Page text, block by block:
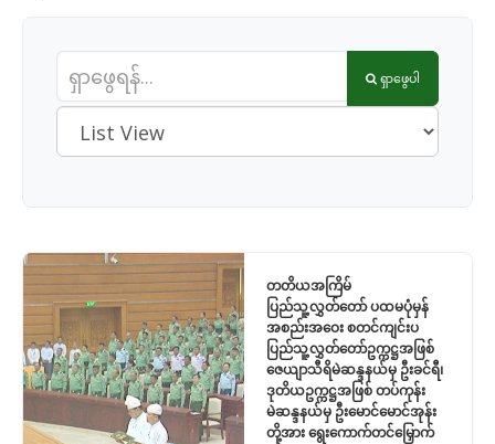
ရှာဖွေပါ
တတိယအကြိမ်
ပြည်သူ့လွှတ်တော် ပထမပုံမှန်
အစည်းအဝေး စတင်ကျင်းပ
ပြည်သူ့လွှတ်တော်ဥက္ကဋ္ဌအဖြစ်
ဇေယျာသီရိမဲဆန္ဒနယ်မှ ဦးခင်ရီ၊
ဒုတိယဥက္ကဋ္ဌအဖြစ် တပ်ကုန်း
မဲဆန္ဒနယ်မှ ဦးမောင်မောင်အုန်း
တို့အား ရွေးကောက်တင်မြှောက်